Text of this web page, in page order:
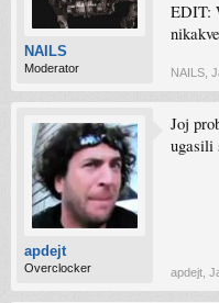
NAILS
Moderator
EDIT:
NAILS
apdejt
Overclocker
Joj
ugasili
apdejt